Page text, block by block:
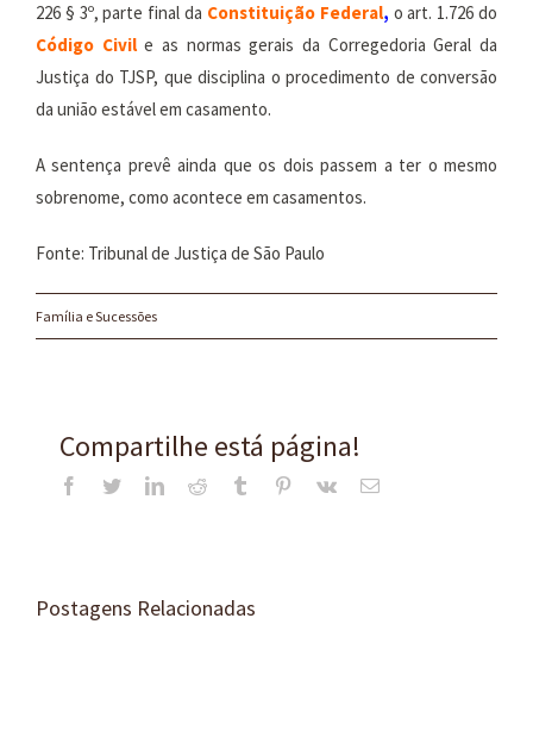
226 § 3º, parte final da Constituição Federal, o art. 1.726 do
Código Civile as normas gerais da Corregedoria Geral da
Justiça do TJSP, que disciplina o procedimento de conversão
da união estável em casamento.
A sentença prevê ainda que os dois passem a ter o mesmo
sobrenome, como acontece em casamentos.
Fonte: Tribunal de Justiça de São Paulo
Família e Sucessões
Compartilhe está página!
Facebook
TwitterLinkedInReddit Tumblr Pinterest
Vk
E-
Postagens Relacionadas